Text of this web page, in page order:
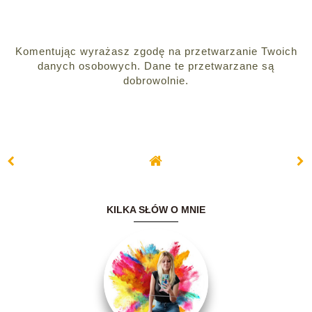
Komentując wyrażasz zgodę na przetwarzanie Twoich
danych osobowych. Dane te przetwarzane są
dobrowolnie.
KILKA SŁÓW O MNIE